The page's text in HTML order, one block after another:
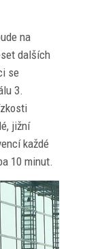
na
dalších
se
3.
jižní
každé
10 minut.